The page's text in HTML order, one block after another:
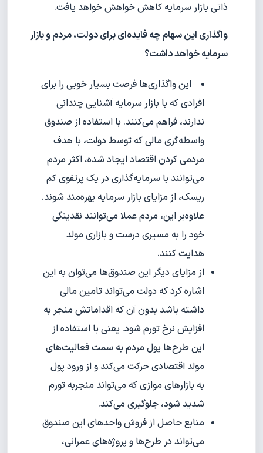
ذاتی بازار سرمایه کاهش خواهش خواهد یافت.
واگذاری این سهام چه فایده‌ای برای دولت، مردم و بازار
سرمایه خواهد داشت؟
این واگذاری‌ها فرصت بسیار خوبی را برای
افرادی که با بازار سرمایه آشنایی چندانی
ندارند، فراهم می‌کنند. با استفاده از صندوق
واسطه‌گری مالی که توسط دولت، با هدف
مردمی کردن اقتصاد ایجاد شده، اکثر مردم
می‌توانند با سرمایه‌گذاری در یک پرتفوی کم
ریسک، از مزایای بازار سرمایه بهره‌مند شوند.
علاوه‌بر این، مردم عملا می‌توانند نقدینگی
خود را به مسیری درست و بازاری مولد
هدایت کنند.
از مزایای دیگر این صندوق‌ها می‌توان به این
اشاره کرد که دولت می‌تواند تامین مالی
داشته باشد بدون آن که اقداماتش منجر به
افزایش نرخ تورم شود. یعنی با استفاده از
این طرح‌ها پول مردم به سمت فعالیت‌های
مولد اقتصادی حرکت می‌کند و از ورود پول
به بازارهای موازی که می‌تواند منجر‌به تورم
شدید شود، جلوگیری می‌کند.
منابع حاصل از فروش واحدهای این صندوق
می‌تواند در طرح‌ها و پروژه‌های عمرانی،